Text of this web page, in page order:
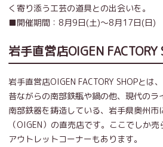
く寄り添う工芸の道具との出会いを。
■開催期間：8月9日(土)～8月17日(日)
岩手直営店OIGEN FACTORY
岩手直営店OIGEN FACTORY SHOPとは
昔ながらの南部鉄瓶や鍋の他、現代のラ
南部鉄器を鋳造している、岩手県奥州市
（OIGEN）の直売店です。ここでしか
アウトレットコーナーもあります。